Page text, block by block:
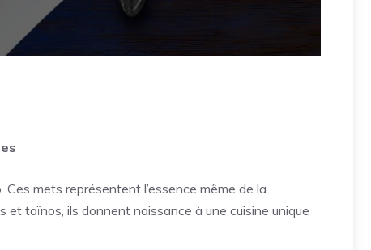
mets représentent l’essence même de la
et taïnos, ils donnent naissance à une cuisine unique